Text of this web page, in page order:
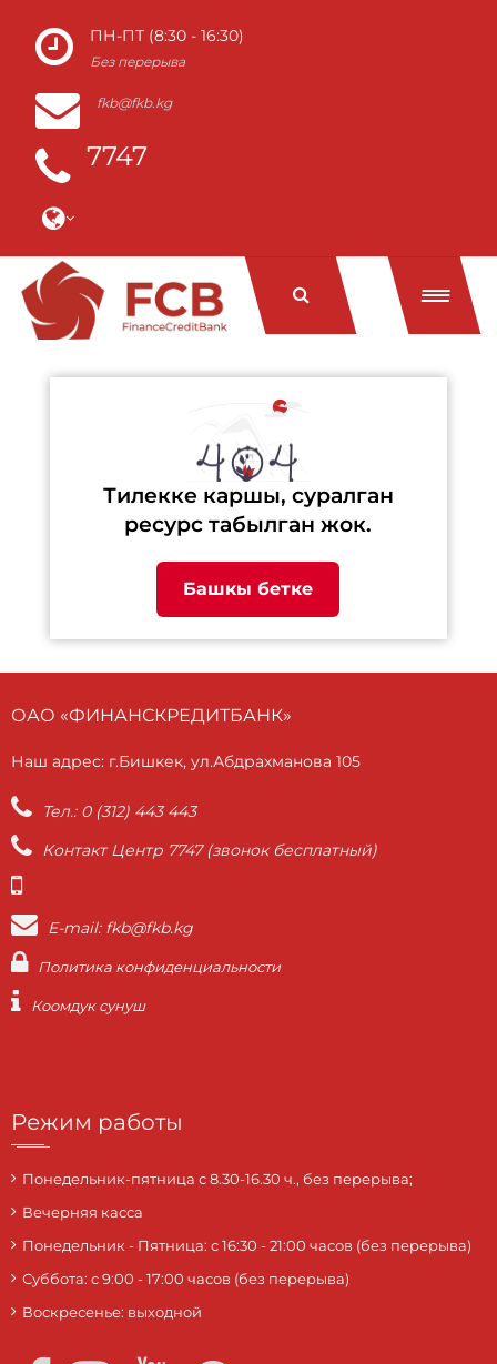
ПН-ПТ (8:30 - 16:30)
Без перерыва
fkb@fkb.kg
7747
Тилекке каршы, суралган
ресурс табылган жок.
Башкы бетке
ОАО «ФИНАНСКРЕДИТБАНК»
Наш адрес: г.Бишкек, ул.Абдрахманова 105
Тел.: 0 (312) 443 443
Контакт Центр 7747 (звонок бесплатный)
E-mail: fkb@fkb.kg
Политика конфиденциальности
Коомдук сунуш
Режим работы
Понедельник-пятница с 8.30-16.30 ч., без перерыва;
Вечерняя касса
Понедельник - Пятница: с 16:30 - 21:00 часов (без перерыва)
Суббота: c 9:00 - 17:00 часов (без перерыва)
Воскресенье: выходной